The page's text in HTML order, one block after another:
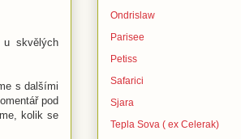
u skvělých
s dalšími
pod
kolik se
Ondrislaw
Parisee
Petiss
Safarici
Sjara
Tepla Sova ( ex Celerak)